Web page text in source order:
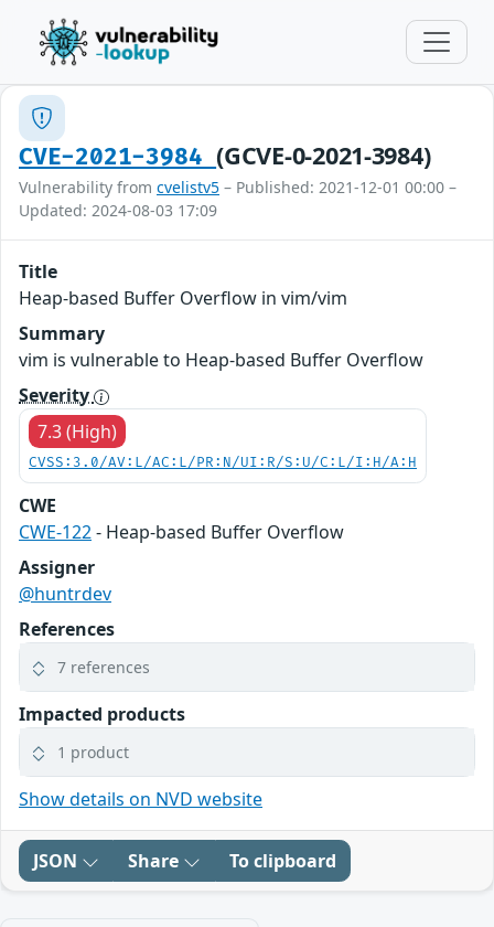
CVE-2021-3984(GCVE-0-2021-3984)
Vulnerability from cvelistv5 – Published: 2021-12-01 00:00 –
Updated: 2024-08-03 17:09
Title
Heap-based Buffer Overflow in vim/vim
Summary
vim is vulnerable to Heap-based Buffer Overflow
Severity
7.3 (High)
CVSS:3.0/AV:L/AC:L/PR:N/UI:R/S:U/C:L/I:H/A:H
CWE
CWE-122- Heap-based Buffer Overflow
Assigner
@huntrdev
References
7 references
Impacted products
1 product
Show details on NVD website
JSON Share To clipboard